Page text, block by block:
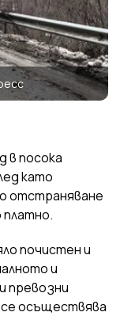
в посока
като
отстраняване
платно.
почистен и
и
превозни
осъществява